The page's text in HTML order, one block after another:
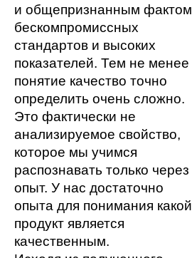
и общепризнанным фактом
бескомпромиссных
стандартов и высоких
показателей. Тем не менее
понятие качество точно
определить очень сложно.
Это фактически не
анализируемое свойство,
которое мы учимся
распознавать только через
опыт. У нас достаточно
опыта для понимания какой
продукт является
качественным.